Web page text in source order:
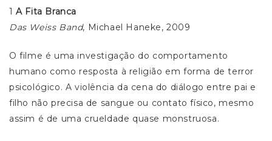
1A Fita Branca
Das Weiss Band, Michael Haneke, 2009
O filme é uma investigação do comportamento
humano como resposta à religião em forma de terror
psicológico. A violência da cena do diálogo entre pai e
filho não precisa de sangue ou contato físico, mesmo
assim é de uma crueldade quase monstruosa.